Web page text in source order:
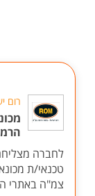
רום
לחברה
טכנאי/ת
צמ"ה באתרי